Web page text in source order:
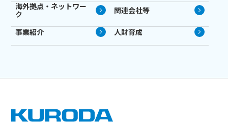
海外拠点・ネットワー
ク
関連会社等
事業紹介 人財育成